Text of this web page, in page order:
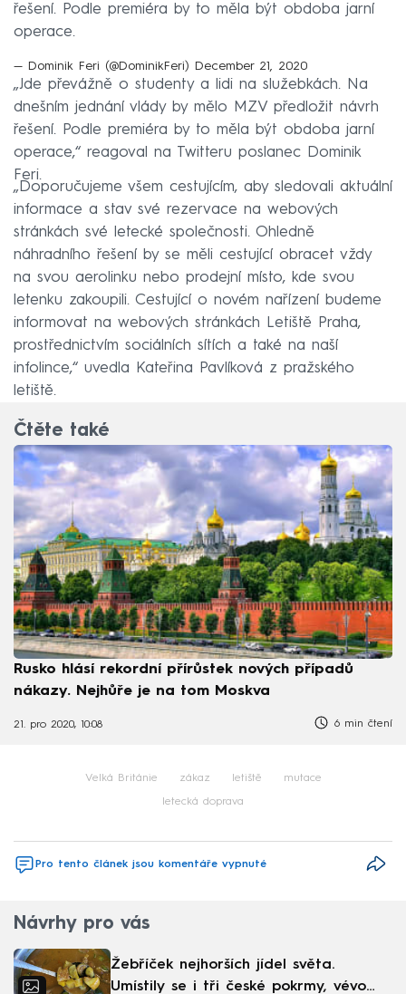
řešení. Podle premiéra by to měla být obdoba jarní
operace.
— Dominik Feri (@DominikFeri) December 21, 2020
„Jde převážně o studenty a lidi na služebkách. Na
dnešním jednání vlády by mělo MZV předložit návrh
řešení. Podle premiéra by to měla být obdoba jarní
operace,“ reagoval na Twitteru poslanec Dominik
Feri.
„Doporučujeme všem cestujícím, aby sledovali aktuální
informace a stav své rezervace na webových
stránkách své letecké společnosti. Ohledně
náhradního řešení by se měli cestující obracet vždy
na svou aerolinku nebo prodejní místo, kde svou
letenku zakoupili. Cestující o novém nařízení budeme
informovat na webových stránkách Letiště Praha,
prostřednictvím sociálních sítích a také na naší
infolince,“ uvedla Kateřina Pavlíková z pražského
letiště.
Čtěte také
Rusko hlásí rekordní přírůstek nových případů
nákazy. Nejhůře je na tom Moskva
21. pro 2020, 10:08 6 min čtení
Velká Británie zákaz letiště mutace
letecká doprava
Pro tento článek jsou komentáře vypnuté
Návrhy pro vás
Žebříček nejhorších jídel světa.
Umístily se i tři české pokrmy, vévodí